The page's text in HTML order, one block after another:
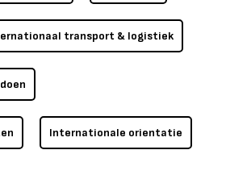
transport & logistiek
Internationale orientatie